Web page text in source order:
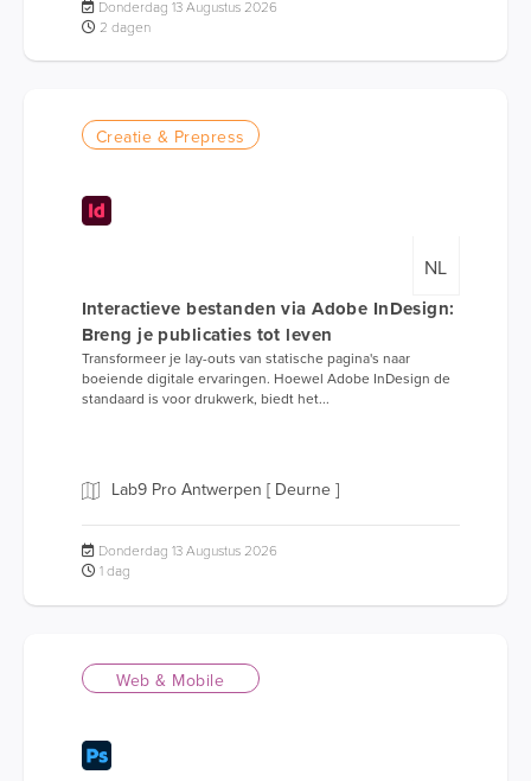
Donderdag 13 Augustus 2026
2 dagen
Creatie & Prepress
NL
Interactieve bestanden via Adobe InDesign:
Breng je publicaties tot leven
Transformeer je lay-outs van statische pagina's naar
boeiende digitale ervaringen. Hoewel Adobe InDesign de
standaard is voor drukwerk, biedt het...
Lab9 Pro Antwerpen [ Deurne ]
Donderdag 13 Augustus 2026
1 dag
Web & Mobile